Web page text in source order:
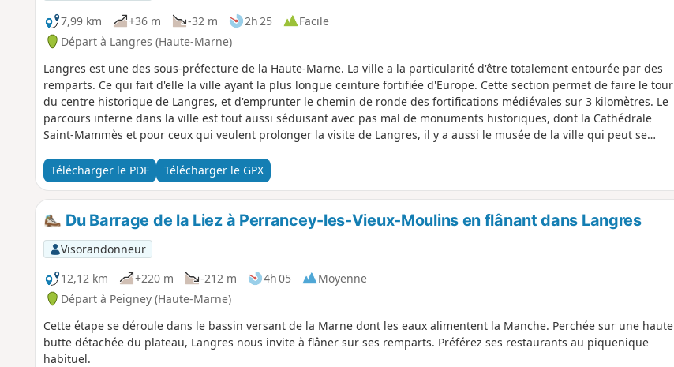
7,99 km
+36 m -32 m 2h 25
Facile
Départ à Langres (Haute-Marne)
Langres est une des sous-préfecture de la Haute-Marne. La ville a la particularité d'être totalement entourée par des
remparts. Ce qui fait d'elle la ville ayant la plus longue ceinture fortifiée d'Europe. Cette section permet de faire le tour
du centre historique de Langres, et d'emprunter le chemin de ronde des fortifications médiévales sur 3 kilomètres. Le
parcours interne dans la ville est tout aussi séduisant avec pas mal de monuments historiques, dont la Cathédrale
Saint-Mammès et pour ceux qui veulent prolonger la visite de Langres, il y a aussi le musée de la ville qui peut se
Télécharger le PDF
Télécharger le GPX
Du Barrage de la Liez à Perrancey-les-Vieux-Moulins en flânant dans Langres
Visorandonneur
12,12 km
+220 m -212 m 4h 05
Moyenne
Départ à Peigney (Haute-Marne)
Cette étape se déroule dans le bassin versant de la Marne dont les eaux alimentent la Manche. Perchée sur une haute
butte détachée du plateau, Langres nous invite à flâner sur ses remparts. Préférez ses restaurants au piquenique
habituel.